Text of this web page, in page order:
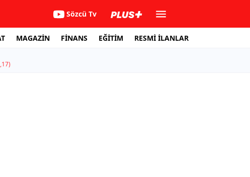
Sözcü Tv
MAGAZİN FİNANS EĞİTİM RESMİ İLANLAR